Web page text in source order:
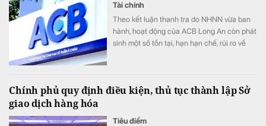
Tài chính
Theo kết luận thanh tra do NHNN vừa ban
hành, hoạt động của ACB Long An còn phát
sinh một số tồn tại, hạn hạn chế, rủi ro về
động chuyển tiền ra nước ngoài.
Chính phủ quy định điều kiện, thủ tục thành lập Sở
giao dịch hàng hóa
Tiêu điểm